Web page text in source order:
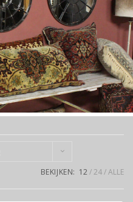
BEKIJKEN: 12 24 ALLE